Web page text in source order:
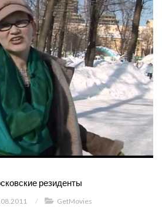
резиденты
/ GetMovies